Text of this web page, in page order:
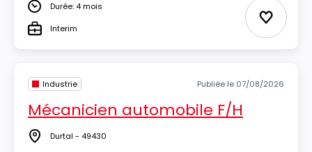
DuréeDurée: 4 mois
TypeInterim Ajouter
Industrie Publiée le 07/08/2026
Mécanicien automobile F/H
Lieu Durtal - 49430